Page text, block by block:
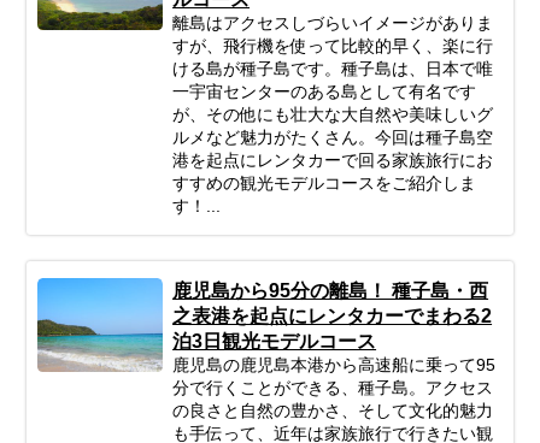
離島はアクセスしづらいイメージがありま
すが、飛行機を使って比較的早く、楽に行
ける島が種子島です。種子島は、日本で唯
一宇宙センターのある島として有名です
が、その他にも壮大な大自然や美味しいグ
ルメなど魅力がたくさん。今回は種子島空
港を起点にレンタカーで回る家族旅行にお
すすめの観光モデルコースをご紹介しま
す！...
鹿児島から95分の離島！ 種子島・西
之表港を起点にレンタカーでまわる2
泊3日観光モデルコース
鹿児島の鹿児島本港から高速船に乗って95
分で行くことができる、種子島。アクセス
の良さと自然の豊かさ、そして文化的魅力
も手伝って、近年は家族旅行で行きたい観